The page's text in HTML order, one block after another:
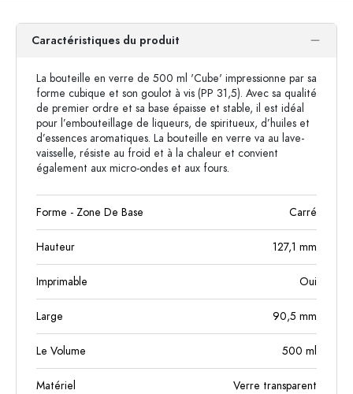
Caractéristiques du produit
La bouteille en verre de 500 ml 'Cube' impressionne par sa
forme cubique et son goulot à vis (PP 31,5). Avec sa qualité
de premier ordre et sa base épaisse et stable, il est idéal
pour l’embouteillage de liqueurs, de spiritueux, d’huiles et
d’essences aromatiques. La bouteille en verre va au lave-
vaisselle, résiste au froid et à la chaleur et convient
également aux micro-ondes et aux fours.
Forme - Zone De Base Carré
Hauteur 127,1 mm
Imprimable Oui
Large 90,5 mm
Le Volume 500 ml
Matériel Verre transparent